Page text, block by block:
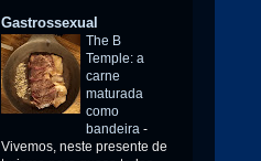
Gastrossexual
The B
Temple: a
carne
maturada
como
bandeira -
Vivemos, neste presente de